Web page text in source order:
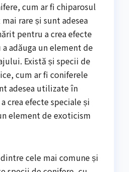
cum ar fi chiparosul
rare și sunt adesea
pentru a crea efecte
adăuga un element de
Există și specii de
cum ar fi coniferele
adesea utilizate în
crea efecte speciale și
element de exoticism
dintre cele mai comune și